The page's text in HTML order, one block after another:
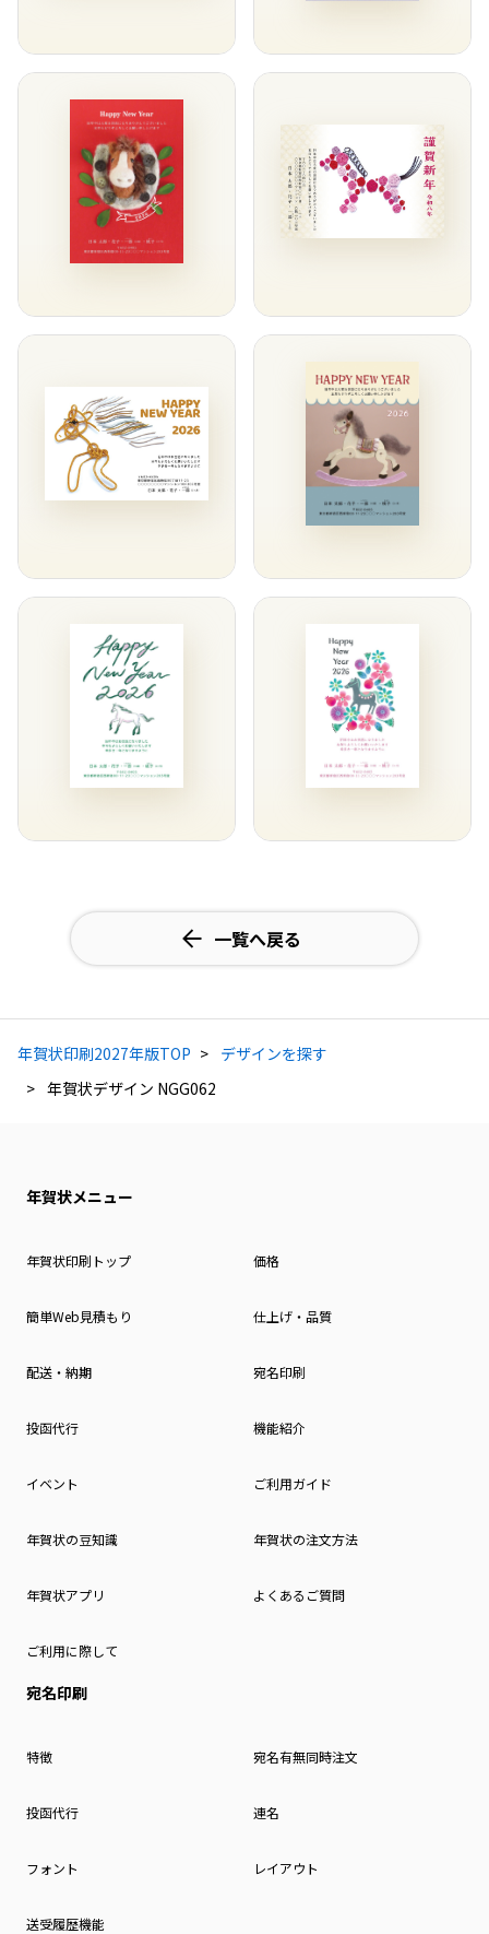
一覧へ戻る
年賀状印刷2027年版TOP
デザインを探す
年賀状デザイン NGG062
年賀状メニュー
年賀状印刷トップ 価格
簡単Web見積もり 仕上げ・品質
配送・納期 宛名印刷
投函代行 機能紹介
イベント ご利用ガイド
年賀状の豆知識 年賀状の注文方法
年賀状アプリ よくあるご質問
ご利用に際して
宛名印刷
特徴 宛名有無同時注文
投函代行 連名
フォント レイアウト
送受履歴機能